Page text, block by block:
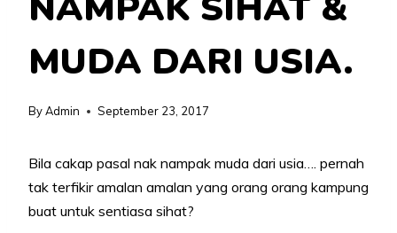
MUDA DARI USIA.
ByAdmin September 23, 2017
Bila cakap pasal nak nampak muda dari usia…. pernah
tak terfikir amalan amalan yang orang orang kampung
buat untuk sentiasa sihat?